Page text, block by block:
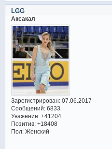
LGG
Аксакал
Зарегистрирован: 07.06.2017
Сообщений:6833
Уважение: +41204
Позитив: +18408
Пол:Женский